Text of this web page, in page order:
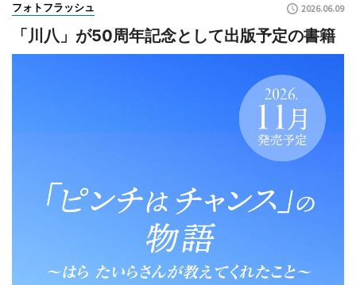
フォトフラッシュ 2026.06.09
「川八」が50周年記念として出版予定の書籍